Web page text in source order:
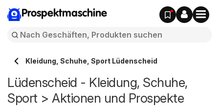
Prospektmaschine
Kleidung, Schuhe, Sport Lüdenscheid
Lüdenscheid - Kleidung, Schuhe,
Sport > Aktionen und Prospekte